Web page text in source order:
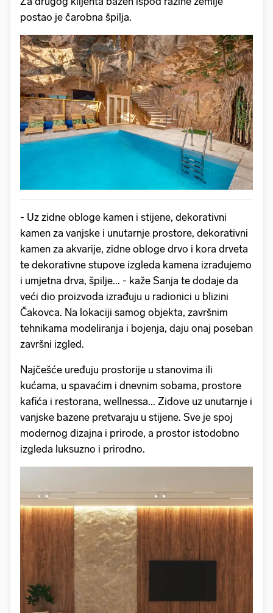
postao je čarobna špilja.
- Uz zidne obloge kamen i stijene, dekorativni
kamen za vanjske i unutarnje prostore, dekorativni
kamen za akvarije, zidne obloge drvo i kora drveta
te dekorativne stupove izgleda kamena izrađujemo
i umjetna drva, špilje... - kaže Sanja te dodaje da
veći dio proizvoda izrađuju u radionici u blizini
Čakovca. Na lokaciji samog objekta, završnim
tehnikama modeliranja i bojenja, daju onaj poseban
završni izgled.
Najčešće uređuju prostorije u stanovima ili
kućama, u spavaćim i dnevnim sobama, prostore
kafića i restorana, wellnessa... Zidove uz unutarnje i
vanjske bazene pretvaraju u stijene. Sve je spoj
modernog dizajna i prirode, a prostor istodobno
izgleda luksuzno i prirodno.